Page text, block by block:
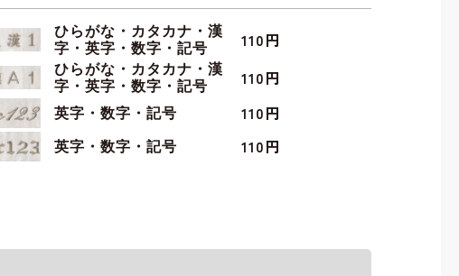
ひらがな・カタカナ・漢
字・英字・数字・記号
110円
ひらがな・カタカナ・漢
字・英字・数字・記号
110円
英字・数字・記号 110円
英字・数字・記号 110円